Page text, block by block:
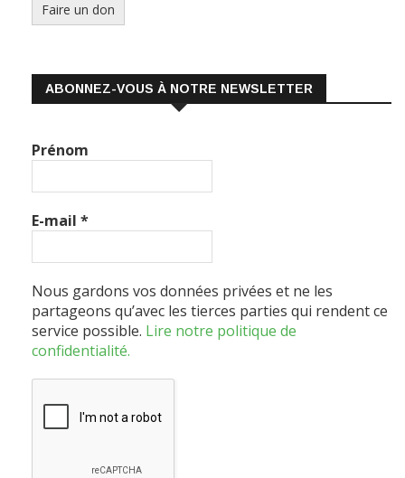
Faire un don
ABONNEZ-VOUS À NOTRE NEWSLETTER
Prénom
E-mail *
Nous gardons vos données privées et ne les
partageons qu’avec les tierces parties qui rendent ce
service possible. Lire notre politique de
confidentialité.